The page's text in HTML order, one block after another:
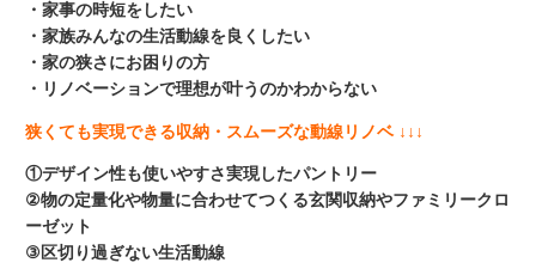
・家事の時短をしたい
・家族みんなの生活動線を良くしたい
・家の狭さにお困りの方
・リノベーションで理想が叶うのかわからない
狭くても実現できる収納・スムーズな動線リノベ ↓↓↓
①デザイン性も使いやすさ実現したパントリー
②物の定量化や物量に合わせてつくる玄関収納やファミリークロ
ーゼット
③区切り過ぎない生活動線